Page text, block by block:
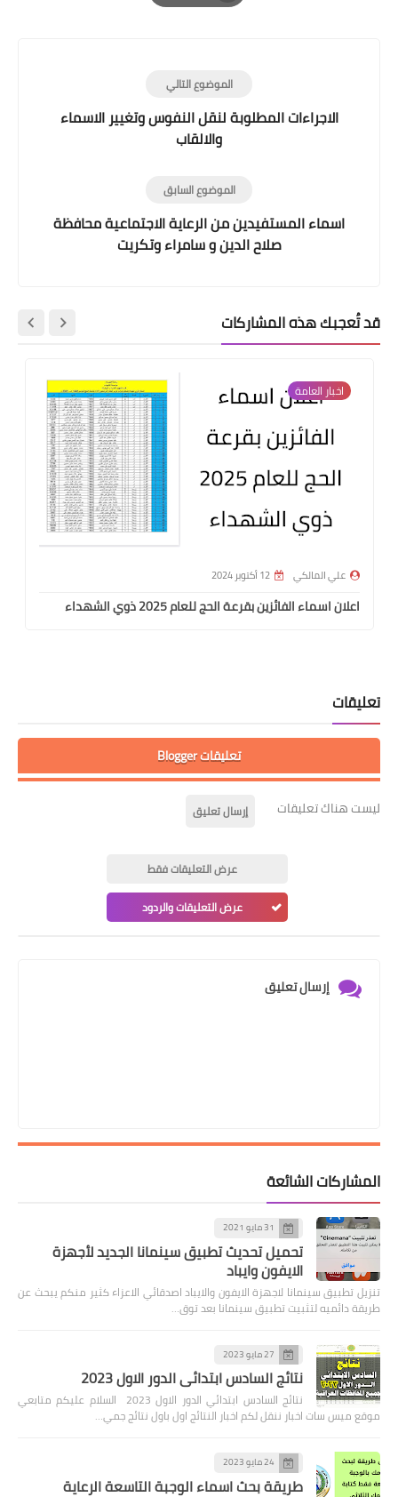
Print
الموضوع التالي
الاجراءات المطلوبة لنقل النفوس وتغيير الاسماء
والالقاب
الموضوع السابق
اسماء المستفيدين من الرعاية الاجتماعية محافظة
صلاح الدين و سامراء وتكريت
قد تُعجبك هذه المشاركات
اخبار العامة
علي المالكي 12 أكتوبر 2024
اعلان اسماء الفائزين بقرعة الحج للعام 2025 ذوي الشهداء
تعليقات
تعليقات Blogger
ليست هناك تعليقات إرسال تعليق
عرض التعليقات فقط
عرض التعليقات والردود
إرسال تعليق
المشاركات الشائعة
31 مايو 2021
تحميل تحديث تطبيق سينمانا الجديد لأجهزة
الايفون وايباد
تنزيل تطبيق سينمانا لاجهزة الايفون والايباد اصدقائي الاعزاء كثير منكم يبحث عن
طريقة دائميه لتثبيت تطبيق سينمانا بعد توق…
27 مايو 2023
نتائج السادس ابتدائي الدور الاول 2023
نتائج السادس ابتدائي الدور الاول 2023 السلام عليكم متابعي
موقع ميس سات اخبار ننقل لكم اخبار النتائج اول باول نتائج جمي…
24 مايو 2023
طريقة بحث اسماء الوجبة التاسعة الرعاية